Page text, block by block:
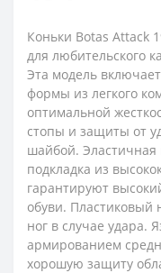
Коньки Botas Attack
для любительского
Эта модель
формы из легкого
оптимальной
стопы и защиты от
шайбой. Эластичная
подкладка из
гарантируют
обуви.
ног в случае удара.
армированием
хорошую защиту